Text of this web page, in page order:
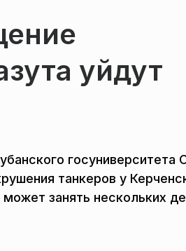
уйдут
госуниверситета
танкеров у
занять нескольких